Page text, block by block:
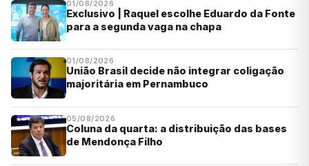
01/08/2026
Exclusivo | Raquel escolhe Eduardo da Fonte
para a segunda vaga na chapa
01/08/2026
União Brasil decide não integrar coligação
majoritária em Pernambuco
05/08/2026
Coluna da quarta: a distribuição das bases
de Mendonça Filho